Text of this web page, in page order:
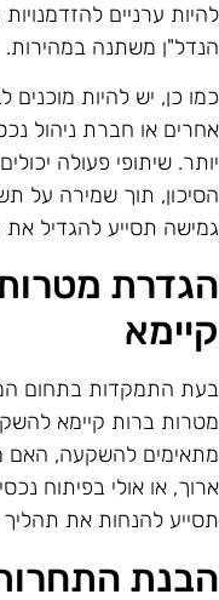
ערניים
משתנה במהירות.
כן, יש להיות מוכנים
או חברת ניהול
שיתופי פעולה
תוך שמירה על
תסייע להגדיל את
התמקדות בתחום
ברות קיימא
להשקעה, האם
או אולי בפיתוח
להנחות את